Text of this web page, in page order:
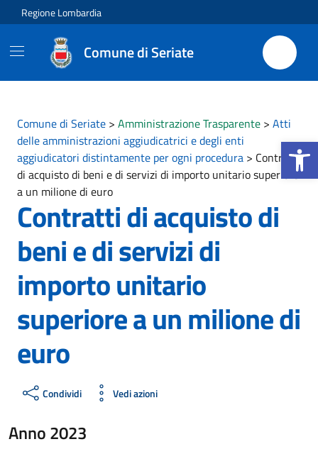
Apri la
Vai ai contenuti
Vai al footer
Regione Lombardia
Comune di Seriate
Comune di Seriate > Amministrazione Trasparente > Atti
delle amministrazioni aggiudicatrici e degli enti
aggiudicatori distintamente per ogni procedura > Contratti
di acquisto di beni e di servizi di importo unitario superiore
a un milione di euro
Contratti di acquisto di
beni e di servizi di
importo unitario
superiore a un milione di
euro
Condividi Vedi azioni
Anno 2023